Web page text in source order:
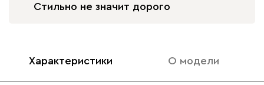
Стильно не значит дорого
Характеристики О модели